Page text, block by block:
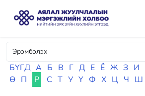
БҮГД А Б В Г Д Е Ё Ж З И
Ө П Р С Т У Ү Ф Х Ц Ч Ш